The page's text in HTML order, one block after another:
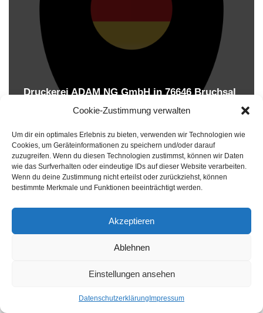
Cookie-Zustimmung verwalten
Um dir ein optimales Erlebnis zu bieten, verwenden wir Technologien wie
Cookies, um Geräteinformationen zu speichern und/oder darauf
zuzugreifen. Wenn du diesen Technologien zustimmst, können wir Daten
wie das Surfverhalten oder eindeutige IDs auf dieser Website verarbeiten.
Wenn du deine Zustimmung nicht erteilst oder zurückziehst, können
bestimmte Merkmale und Funktionen beeinträchtigt werden.
Akzeptieren
Ablehnen
Einstellungen ansehen
Datenschutzerklärung Impressum
Druckerei ADAM NG GmbH in 76646 Bruchsal
Druckereien in Deutschland
Druckereien in Deutschland